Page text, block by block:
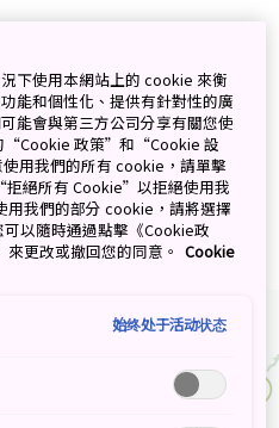
。
紅色的繁花盛開開；另外也別
於公園及河岸的嬌客。
報
釧路, 5月5日
下使用本網站上的 cookie 來衡
能和個性化、提供有針對性的廣
能會與第三方公司分享有關您使
“Cookie 政策”和“Cookie 設
用我們的所有 cookie，請單擊
絕所有 Cookie”以拒絕使用我
用我們的部分 cookie，請將選擇
以隨時通過點擊《Cookie政
更改或撤回您的同意。 Cookie
始终处于活动状态